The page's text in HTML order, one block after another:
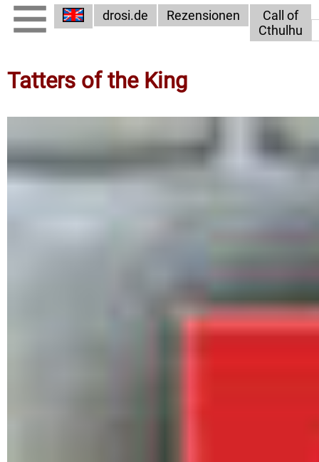
drosi.de Rezensionen
Call of
Cthulhu
Tatters of the King